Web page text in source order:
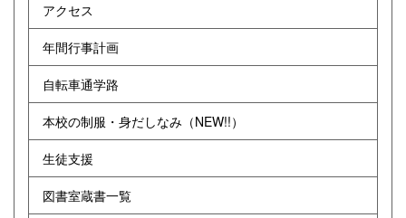
アクセス
年間行事計画
自転車通学路
本校の制服・身だしなみ（NEW!!）
生徒支援
図書室蔵書一覧